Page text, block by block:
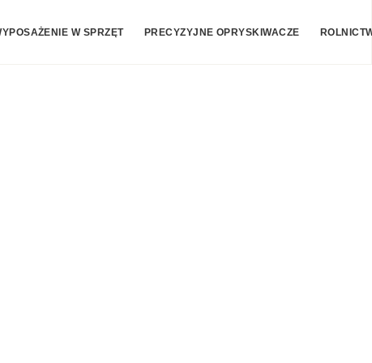
W SPRZĘT PRECYZYJNE OPRYSKIWACZE